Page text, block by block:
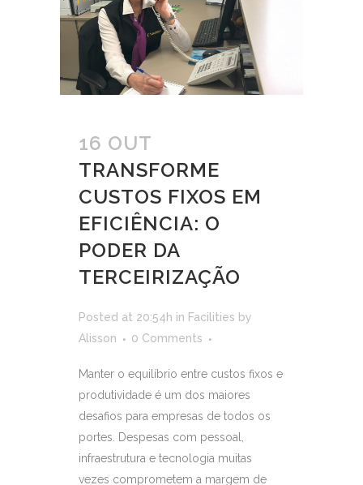
16 OUT
TRANSFORME
CUSTOS FIXOS EM
EFICIÊNCIA: O
PODER DA
TERCEIRIZAÇÃO
Posted at 20:54h in Facilities by
Alisson
0 Comments
Manter o equilíbrio entre custos fixos e
produtividade é um dos maiores
desafios para empresas de todos os
portes. Despesas com pessoal,
infraestrutura e tecnologia muitas
vezes comprometem a margem de